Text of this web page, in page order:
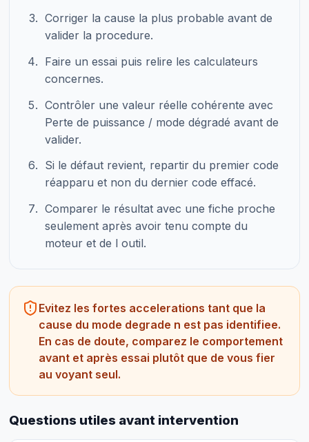
Corriger la cause la plus probable avant de
valider la procedure.
Faire un essai puis relire les calculateurs
concernes.
Contrôler une valeur réelle cohérente avec
Perte de puissance / mode dégradé avant de
valider.
Si le défaut revient, repartir du premier code
réapparu et non du dernier code effacé.
Comparer le résultat avec une fiche proche
seulement après avoir tenu compte du
moteur et de l outil.
Evitez les fortes accelerations tant que la
cause du mode degrade n est pas identifiee.
En cas de doute, comparez le comportement
avant et après essai plutôt que de vous fier
au voyant seul.
Questions utiles avant intervention